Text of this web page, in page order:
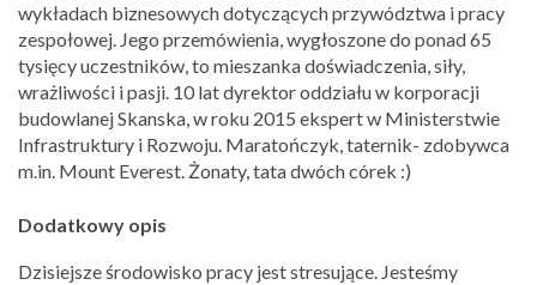
wykładach biznesowych dotyczących przywództwa i pracy
zespołowej. Jego przemówienia, wygłoszone do ponad 65
tysięcy uczestników, to mieszanka doświadczenia, siły,
wrażliwości i pasji. 10 lat dyrektor oddziału w korporacji
budowlanej Skanska, w roku 2015 ekspert w Ministerstwie
Infrastruktury i Rozwoju. Maratończyk, taternik- zdobywca
m.in. Mount Everest. Żonaty, tata dwóch córek :)
Dodatkowy opis
Dzisiejsze środowisko pracy jest stresujące. Jesteśmy